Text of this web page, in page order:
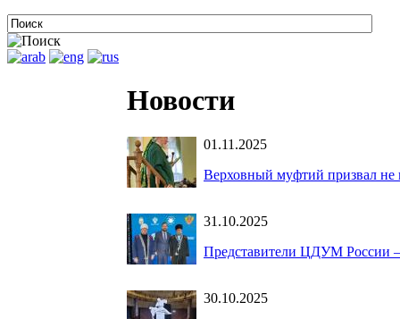
Новости
01.11.2025
Верховный муфтий призвал не
31.10.2025
Представители ЦДУМ России
30.10.2025